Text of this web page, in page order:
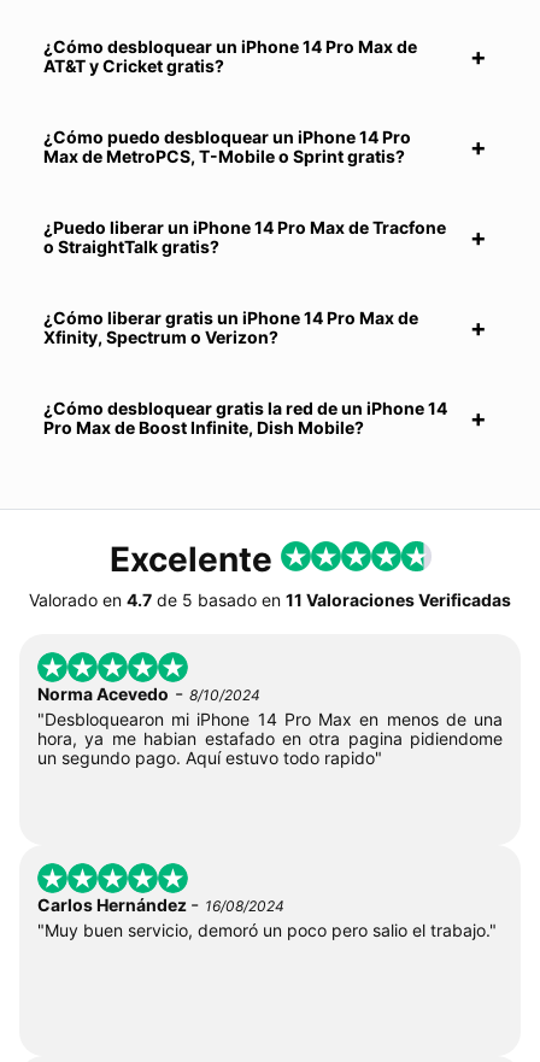
¿Cómo desbloquear un iPhone 14 Pro Max de
AT&T y Cricket gratis?
¿Cómo puedo desbloquear un iPhone 14 Pro
Max de MetroPCS, T-Mobile o Sprint gratis?
¿Puedo liberar un iPhone 14 Pro Max de Tracfone
o StraightTalk gratis?
¿Cómo liberar gratis un iPhone 14 Pro Max de
Xfinity, Spectrum o Verizon?
¿Cómo desbloquear gratis la red de un iPhone 14
Pro Max de Boost Infinite, Dish Mobile?
Excelente
Valorado en 4.7 de 5 basado en 11 Valoraciones Verificadas
Norma Acevedo - 8/10/2024
"Desbloquearon mi iPhone 14 Pro Max en menos de una
hora, ya me habian estafado en otra pagina pidiendome
un segundo pago. Aquí estuvo todo rapido"
Carlos Hernández - 16/08/2024
"Muy buen servicio, demoró un poco pero salio el trabajo."